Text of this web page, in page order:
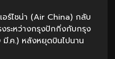
อร์ไชน่า (Air China) กลับ
งระหว่างกรุงปักกิ่งกับกรุง
.ค.) หลังหยุดบินไปนาน